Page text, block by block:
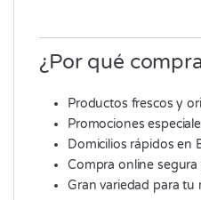
¿Por qué
Productos frescos y
Promociones
Domicilios rápidos en
Compra online segura
Gran variedad para tu